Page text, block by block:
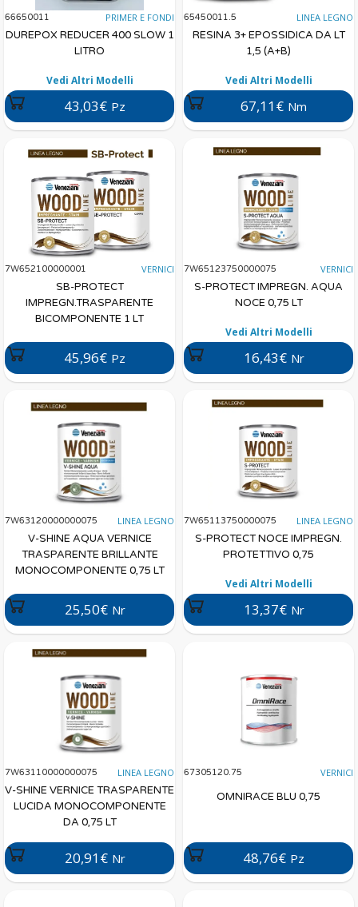
66650011 PRIMER E FONDI
DUREPOX REDUCER 400 SLOW 1
LITRO
Vedi Altri Modelli
43,03€ Pz
65450011.5 LINEA LEGNO
RESINA 3+ EPOSSIDICA DA LT
1,5 (A+B)
Vedi Altri Modelli
67,11€ Nm
7W652100000001 VERNICI
SB-PROTECT
IMPREGN.TRASPARENTE
BICOMPONENTE 1 LT
45,96€ Pz
7W65123750000075 VERNICI
S-PROTECT IMPREGN. AQUA
NOCE 0,75 LT
Vedi Altri Modelli
16,43€ Nr
7W63120000000075 LINEA LEGNO
V-SHINE AQUA VERNICE
TRASPARENTE BRILLANTE
MONOCOMPONENTE 0,75 LT
25,50€ Nr
7W65113750000075 LINEA LEGNO
S-PROTECT NOCE IMPREGN.
PROTETTIVO 0,75
Vedi Altri Modelli
13,37€ Nr
7W63110000000075 LINEA LEGNO
V-SHINE VERNICE TRASPARENTE
LUCIDA MONOCOMPONENTE
DA 0,75 LT
20,91€ Nr
67305120.75 VERNICI
OMNIRACE BLU 0,75
48,76€ Pz